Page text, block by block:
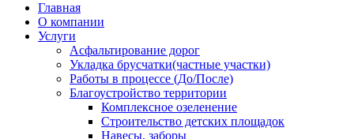
Главная
О компании
Услуги
Асфальтирование дорог
Укладка брусчатки(частные участки)
Работы в процессе (До/После)
Благоустройство территории
Комплексное озеленение
Строительство детских площадок
Навесы, заборы